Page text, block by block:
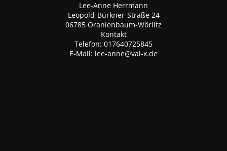
Lee-Anne Herrmann
Leopold-Bürkner-Straße 24
06785 Oranienbaum-Wörlitz
Kontakt
Telefon: 017640725845
E-Mail: lee-anne@val-x.de